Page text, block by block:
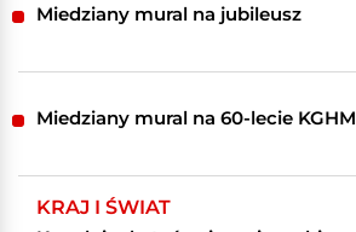
Miedziany mural na jubileusz
Miedziany mural na 60-lecie KGHM
KRAJ I ŚWIAT